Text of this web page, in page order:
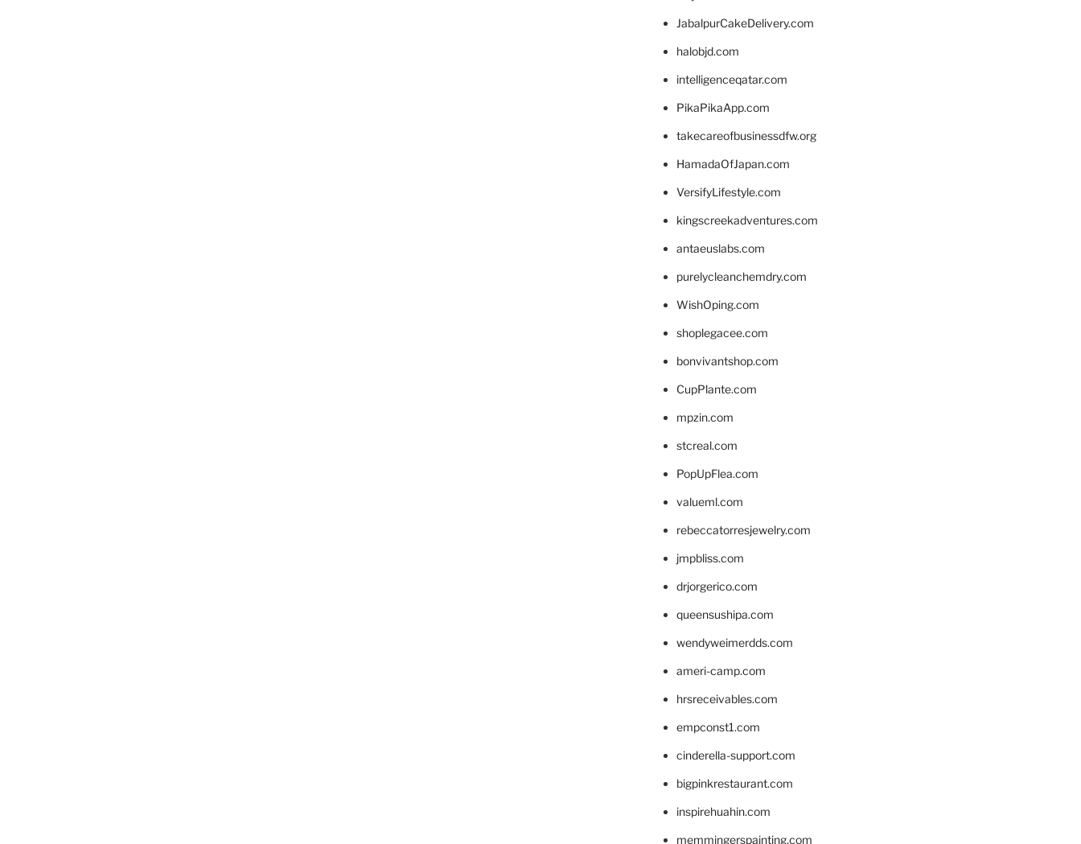
JabalpurCakeDelivery.com
halobjd.com
intelligenceqatar.com
PikaPikaApp.com
takecareofbusinessdfw.org
HamadaOfJapan.com
VersifyLifestyle.com
kingscreekadventures.com
antaeuslabs.com
purelycleanchemdry.com
WishOping.com
shoplegacee.com
bonvivantshop.com
CupPlante.com
mpzin.com
stcreal.com
PopUpFlea.com
valueml.com
rebeccatorresjewelry.com
jmpbliss.com
drjorgerico.com
queensushipa.com
wendyweimerdds.com
ameri-camp.com
hrsreceivables.com
empconst1.com
cinderella-support.com
bigpinkrestaurant.com
inspirehuahin.com
memmingerspainting.com